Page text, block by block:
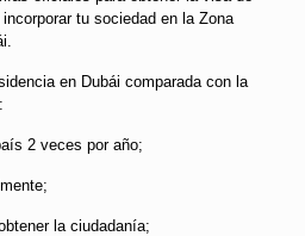
tu sociedad en la Zona
en Dubái comparada con la
2 veces por año;
la ciudadanía;